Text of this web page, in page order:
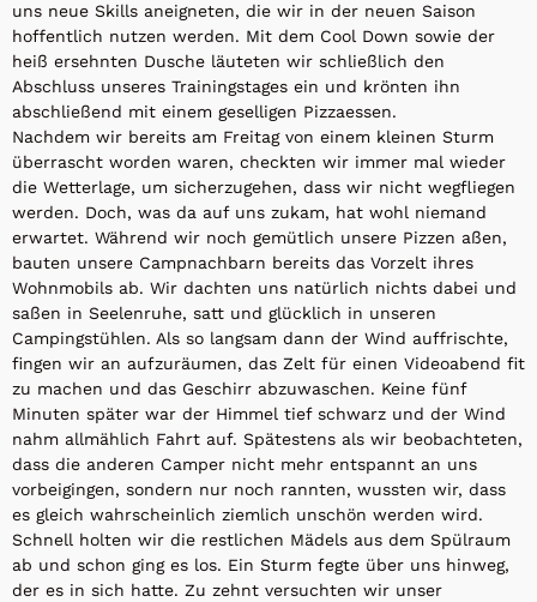
uns neue Skills aneigneten, die wir in der neuen Saison
hoffentlich nutzen werden. Mit dem Cool Down sowie der
heiß ersehnten Dusche läuteten wir schließlich den
Abschluss unseres Trainingstages ein und krönten ihn
abschließend mit einem geselligen Pizzaessen.
Nachdem wir bereits am Freitag von einem kleinen Sturm
überrascht worden waren, checkten wir immer mal wieder
die Wetterlage, um sicherzugehen, dass wir nicht wegfliegen
werden. Doch, was da auf uns zukam, hat wohl niemand
erwartet. Während wir noch gemütlich unsere Pizzen aßen,
bauten unsere Campnachbarn bereits das Vorzelt ihres
Wohnmobils ab. Wir dachten uns natürlich nichts dabei und
saßen in Seelenruhe, satt und glücklich in unseren
Campingstühlen. Als so langsam dann der Wind auffrischte,
fingen wir an aufzuräumen, das Zelt für einen Videoabend fit
zu machen und das Geschirr abzuwaschen. Keine fünf
Minuten später war der Himmel tief schwarz und der Wind
nahm allmählich Fahrt auf. Spätestens als wir beobachteten,
dass die anderen Camper nicht mehr entspannt an uns
vorbeigingen, sondern nur noch rannten, wussten wir, dass
es gleich wahrscheinlich ziemlich unschön werden wird.
Schnell holten wir die restlichen Mädels aus dem Spülraum
ab und schon ging es los. Ein Sturm fegte über uns hinweg,
der es in sich hatte. Zu zehnt versuchten wir unser